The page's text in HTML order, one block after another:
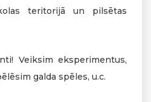
teritorijā un pilsētas
Veiksim eksperimentus,
galda spēles, u.c.